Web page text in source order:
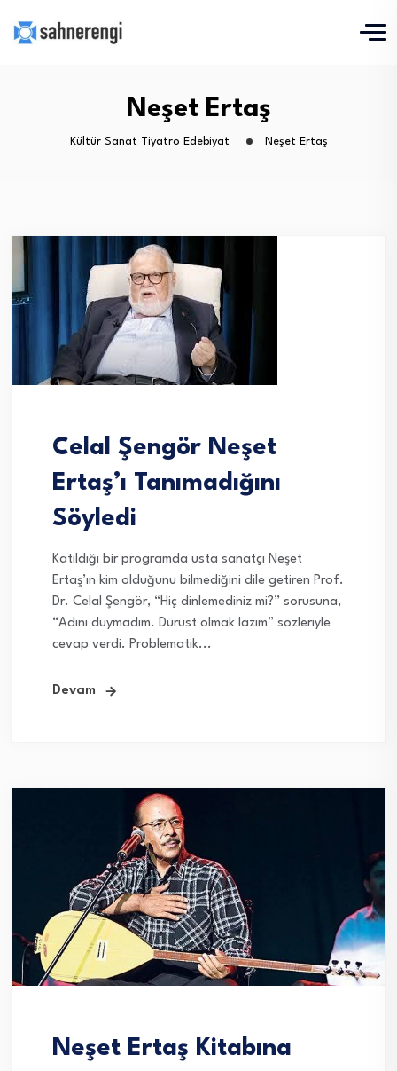
Neşet Ertaş
Kültür Sanat Tiyatro Edebiyat Neşet Ertaş
Celal Şengör Neşet
Ertaş’ı Tanımadığını
Söyledi
Katıldığı bir programda usta sanatçı Neşet
Ertaş’ın kim olduğunu bilmediğini dile getiren Prof.
Dr. Celal Şengör, “Hiç dinlemediniz mi?” sorusuna,
“Adını duymadım. Dürüst olmak lazım” sözleriyle
cevap verdi. Problematik...
Devam
Neşet Ertaş Kitabına